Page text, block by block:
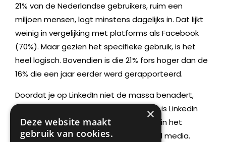
21% van de Nederlandse gebruikers, ruim een
miljoen mensen, logt minstens dagelijks in. Dat lijkt
weinig in vergelijking met platforms als Facebook
(70%). Maar gezien het specifieke gebruik, is het
heel logisch. Bovendien is die 21% fors hoger dan de
16% die een jaar eerder werd gerapporteerd.
Doordat je op LinkedIn niet de massa benadert,
maar een zorgvuldige selectie klanten is LinkedIn
(volgens Social Pilot) 227% effectiever in het
genereren van leads dan andere social media.
×
Deze website maakt
gebruik van cookies.